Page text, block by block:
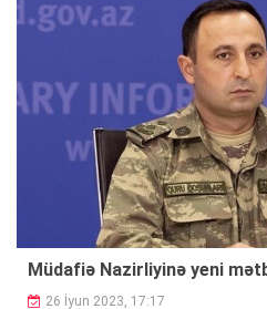
Müdafiə Nazirliyinə yeni
26 İyun 2023, 17:17